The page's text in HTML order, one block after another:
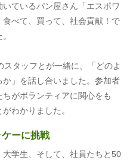
ているパン屋さん「エスポワ
べて、買って、社会貢献！で
タッフとが一緒に、「どのよ
」を話し合いました。参加者
がボランティアに関心をも
わかりました。
ーに挑戦
学生、そして、社員たちと50